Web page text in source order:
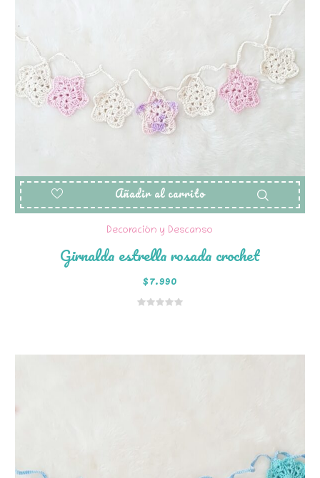
Añadir al carrito
Decoración y Descanso
Girnalda estrella rosada crochet
$7.990